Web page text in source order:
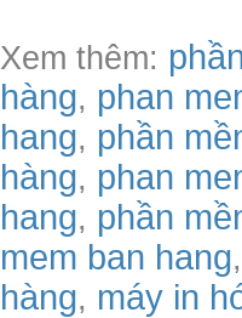
Xem thêm:
hàng, phan
hang, phần
hàng, phan
hang, phần
mem ban hang,
hàng, máy in